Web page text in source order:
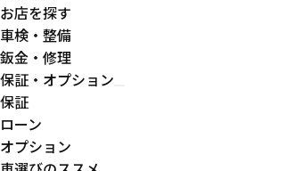
お店を探す
車検・整備
鈑金・修理
保証・オプション
保証
ローン
オプション